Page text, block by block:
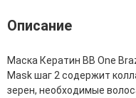
Для Лица
Автозагар для лица
Ампулы для лица
Бальзамы для лица
Описание
Маска Кератин BB One
Mask шаг 2 содержит
зерен, необходимые